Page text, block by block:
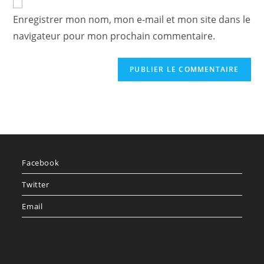
votre
site
(facultatif)
Enregistrer mon nom, mon e-mail et mon site dans le
navigateur pour mon prochain commentaire.
Facebook
Twitter
Email